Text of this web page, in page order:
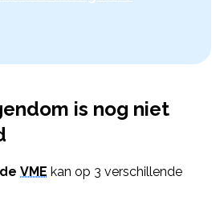
is nog niet
VME kan op 3 verschillende